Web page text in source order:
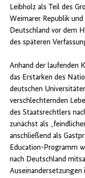
Leibholz als Teil des
Weimarer Republik
Deutschland vor dem
des späteren
Anhand der laufenden
das Erstarken des
deutschen
verschlechternden
des Staatsrechtlers
zunächst als
anschließend als
Education-Programm
nach Deutschland
Auseinandersetzungen